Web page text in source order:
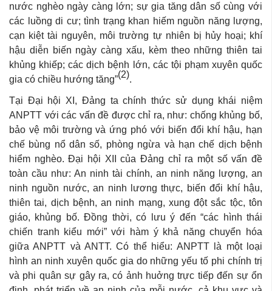
nước nghèo ngày càng lớn; sự gia tăng dân số cùng với
các luồng di cư; tình trạng khan hiếm nguồn năng lượng,
cạn kiệt tài nguyên, môi trường tự nhiên bị hủy hoại; khí
hậu diễn biến ngày càng xấu, kèm theo những thiên tai
khủng khiếp; các dịch bệnh lớn, các tội phạm xuyên quốc
gia có chiều hướng tăng”(2).
Tại Đại hội XI, Đảng ta chính thức sử dụng khái niệm
ANPTT với các vấn đề được chỉ ra, như: chống khủng bố,
bảo vệ môi trường và ứng phó với biến đổi khí hậu, hạn
chế bùng nổ dân số, phòng ngừa và hạn chế dịch bệnh
hiểm nghèo. Đại hội XII của Đảng chỉ ra một số vấn đề
toàn cầu như: An ninh tài chính, an ninh năng lượng, an
ninh nguồn nước, an ninh lương thực, biến đổi khí hậu,
thiên tai, dịch bệnh, an ninh mạng, xung đột sắc tộc, tôn
giáo, khủng bố. Đồng thời, có lưu ý đến “các hình thái
chiến tranh kiểu mới” với hàm ý khả năng chuyển hóa
giữa ANPTT và ANTT. Có thể hiểu: ANPTT là một loại
hình an ninh xuyên quốc gia do những yếu tố phi chính trị
và phi quân sự gây ra, có ảnh huởng trực tiếp đến sự ổn